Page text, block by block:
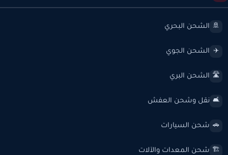
🚢 الشحن البحري
✈️ الشحن الجوي
🛣️ الشحن البري
🛋️ نقل وشحن العفش
🚗 شحن السيارات
🏗️ شحن المعدات والآلات